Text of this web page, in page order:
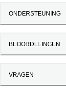
ONDERSTEUNING
BEOORDELINGEN
VRAGEN